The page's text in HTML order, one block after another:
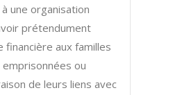
une organisation
prétendument
financière aux familles
ou
de leurs liens avec